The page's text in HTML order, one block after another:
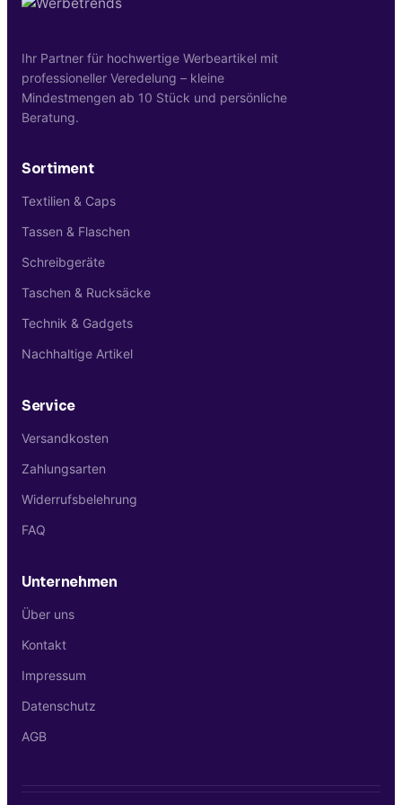
Tampondruck auf PVC haftet zuverlässig
10 Stück.
Ihr Partner für hochwertige Werbeartikel mit
professioneller Veredelung – kleine
Mindestmengen ab 10 Stück und persönliche
Beratung.
Sortiment
Textilien & Caps
Tassen & Flaschen
Schreibgeräte
Taschen & Rucksäcke
Technik & Gadgets
Nachhaltige Artikel
Service
Versandkosten
Zahlungsarten
Widerrufsbelehrung
FAQ
Unternehmen
Über uns
Kontakt
Impressum
Datenschutz
AGB